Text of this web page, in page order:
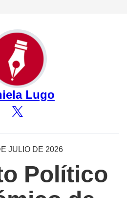
Lugo
JULIO DE 2026
Político